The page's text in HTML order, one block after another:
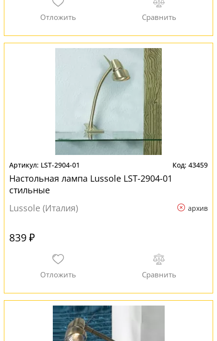
LST-2904-01 43459
Настольная лампа Lussole LST-2904-01
стильные
Lussole (Италия)
архив
839 ₽